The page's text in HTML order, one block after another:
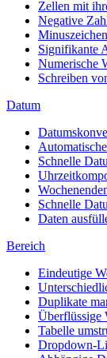
Zellen mit
Negative
Signifikante
Numerische
Schreiben
Datum
Schnelle
Schnelle
Daten
Bereich
Eindeutige
Duplikate
Überflüssige
Tabelle
Dropdown-